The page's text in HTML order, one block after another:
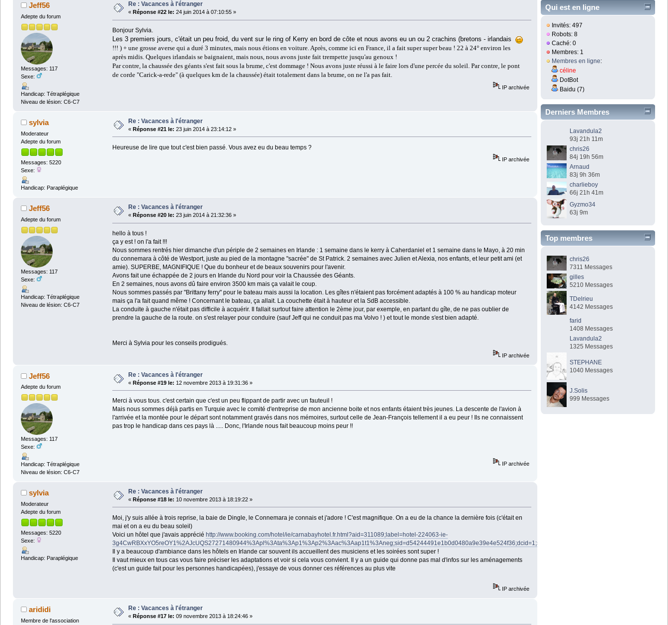
Jeff56
Adepte du forum
Messages: 117
Sexe:
Handicap: Tétraplégique
Niveau de lésion: C6-C7
Re : Vacances à l'étranger
« Réponse #22 le: 24 juin 2014 à 07:10:55 »
Bonjour Sylvia.
Les 3 premiers jours, c'était un peu froid, du vent sur le ring of Kerry en bord de côte et nous avons eu un ou 2 crachins (bretons - irlandais
!!! ) + une grosse averse qui a duré 3 minutes, mais nous étions en voiture. Après, comme ici en France, il a fait super super beau ! 22 à 24° environ les
après midis. Quelques irlandais se baignaient, mais nous, nous avons juste fait trempette jusqu'au genoux !
Par contre, la chaussée des géants s'est fait sous la brume, c'est dommage ! Nous avons juste réussi à le faire lors d'une percée du soleil. Par contre, le pont
de corde "Carick-a-rede" (à quelques km de la chaussée) était totalement dans la brume, on ne l'a pas fait.
IP archivée
sylvia
Moderateur
Adepte du forum
Messages: 5220
Sexe:
Handicap: Paraplégique
Re : Vacances à l'étranger
« Réponse #21 le: 23 juin 2014 à 23:14:12 »
Heureuse de lire que tout c'est bien passé. Vous avez eu du beau temps ?
IP archivée
Jeff56
Adepte du forum
Messages: 117
Sexe:
Handicap: Tétraplégique
Niveau de lésion: C6-C7
Re : Vacances à l'étranger
« Réponse #20 le: 23 juin 2014 à 21:32:36 »
hello à tous !
ça y est ! on l'a fait !!!
Nous sommes rentrés hier dimanche d'un périple de 2 semaines en Irlande : 1 semaine dans le kerry à Caherdaniel et 1 semaine dans le Mayo, à 20 min
du connemara à côté de Westport, juste au pied de la montagne "sacrée" de St Patrick. 2 semaines avec Julien et Alexia, nos enfants, et leur petit ami (et
amie). SUPERBE, MAGNIFIQUE ! Que du bonheur et de beaux souvenirs pour l'avenir.
Avons fait une échappée de 2 jours en Irlande du Nord pour voir la Chaussée des Géants.
En 2 semaines, nous avons dû faire environ 3500 km mais ça valait le coup.
Nous sommes passés par "Brittany ferry" pour le bateau mais aussi la location. Les gîtes n'étaient pas forcément adaptés à 100 % au handicap moteur
mais ça l'a fait quand même ! Concernant le bateau, ça allait. La couchette était à hauteur et la SdB accessible.
La conduite à gauche n'était pas difficile à acquérir. Il fallait surtout faire attention le 2ème jour, par exemple, en partant du gîte, de ne pas oublier de
prendre la gauche de la route. on s'est relayer pour conduire (sauf Jeff qui ne conduit pas ma Volvo ! ) et tout le monde s'est bien adapté.
Merci à Sylvia pour les conseils prodigués.
IP archivée
Jeff56
Adepte du forum
Messages: 117
Sexe:
Handicap: Tétraplégique
Niveau de lésion: C6-C7
Re : Vacances à l'étranger
« Réponse #19 le: 12 novembre 2013 à 19:31:36 »
Merci à vous tous. c'est certain que c'est un peu flippant de partir avec un fauteuil !
Mais nous sommes déjà partis en Turquie avec le comité d'entreprise de mon ancienne boite et nos enfants étaient très jeunes. La descente de l'avion à
l'arrivée et la montée pour le départ sont notamment gravés dans nos mémoires, surtout celle de Jean-François tellement il a eu peur ! Ils ne connaissent
pas trop le handicap dans ces pays là ..... Donc, l'Irlande nous fait beaucoup moins peur !!
IP archivée
sylvia
Moderateur
Adepte du forum
Messages: 5220
Sexe:
Handicap: Paraplégique
Re : Vacances à l'étranger
« Réponse #18 le: 10 novembre 2013 à 18:19:22 »
Moi, j'y suis allée à trois reprise, la baie de Dingle, le Connemara je connais et j'adore ! C'est magnifique. On a eu de la chance la dernière fois (c'était en
mai et on a eu du beau soleil)
Voici un hôtel que j'avais apprécié http://www.booking.com/hotel/ie/carnabayhotel.fr.html?aid=311089;label=hotel-224063-ie-
Il y a beaucoup d'ambiance dans les hôtels en Irlande car souvent ils accueillent des musiciens et les soirées sont super !
Il vaut mieux en tous cas vous faire préciser les adaptations et voir si cela vous convient. Il y a un guide qui donne pas mal d'infos sur les aménagements
(c'est un guide fait pour les personnes handicapées), j'essaye de vous donner ces références au plus vite
IP archivée
arididi
Membre de l'association
Re : Vacances à l'étranger
« Réponse #17 le: 09 novembre 2013 à 18:24:46 »
Qui est en ligne
Invités: 497
Robots: 8
Caché: 0
Membres: 1
Membres en ligne:
céline
DotBot
Baidu (7)
Derniers Membres
Lavandula2
93j 21h 11m
chris26
84j 19h 56m
Arnaud
83j 9h 36m
charlieboy
66j 21h 41m
Gyzmo34
63j 9m
Top membres
chris26
7311 Messages
gilles
5210 Messages
TDelrieu
4142 Messages
farid
1408 Messages
Lavandula2
1325 Messages
STEPHANE
1040 Messages
J.Solis
999 Messages